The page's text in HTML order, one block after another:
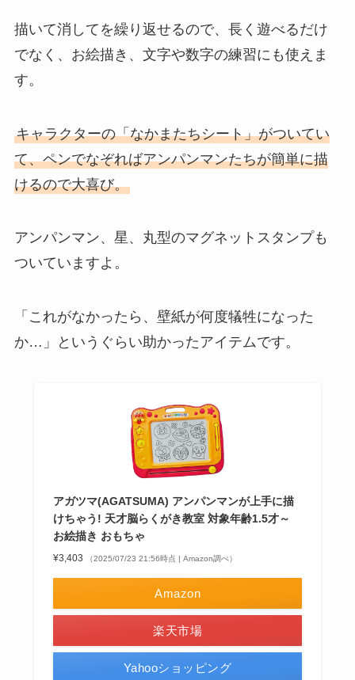
描いて消してを繰り返せるので、長く遊べるだけ
でなく、お絵描き、文字や数字の練習にも使えま
す。
キャラクターの「なかまたちシート」がついてい
て、ペンでなぞればアンパンマンたちが簡単に描
けるので大喜び。
アンパンマン、星、丸型のマグネットスタンプも
ついていますよ。
「これがなかったら、壁紙が何度犠牲になった
か…」というぐらい助かったアイテムです。
アガツマ(AGATSUMA) アンパンマンが上手に描
けちゃう! 天才脳らくがき教室 対象年齢1.5才～
お絵描き おもちゃ
¥3,403 （2025/07/23 21:56時点 | Amazon調べ）
Amazon
楽天市場
Yahooショッピング